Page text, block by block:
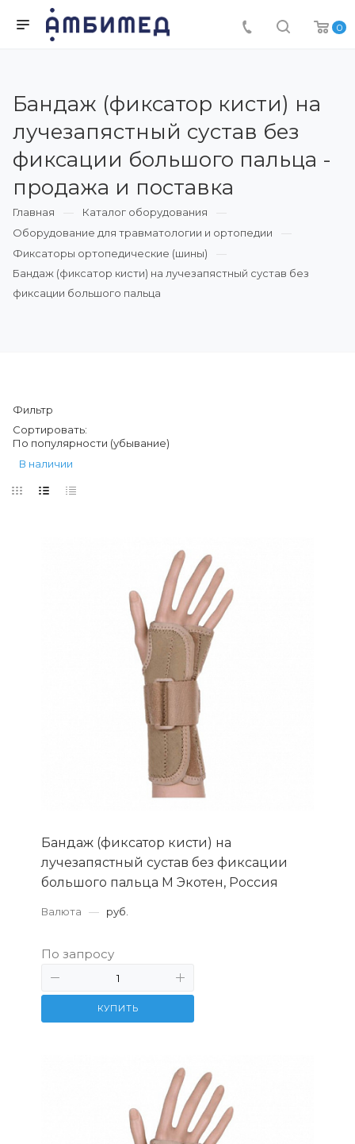
0
Бандаж (фиксатор кисти) на
лучезапястный сустав без
фиксации большого пальца -
продажа и поставка
Главная
Каталог оборудования
Оборудование для травматологии и ортопедии
Фиксаторы ортопедические (шины)
Бандаж (фиксатор кисти) на лучезапястный сустав без
фиксации большого пальца
Фильтр
Сортировать:
По популярности (убывание)
В наличии
Бандаж (фиксатор кисти) на
лучезапястный сустав без фиксации
большого пальца M Экотен, Россия
Валюта — руб.
По запросу
КУПИТЬ